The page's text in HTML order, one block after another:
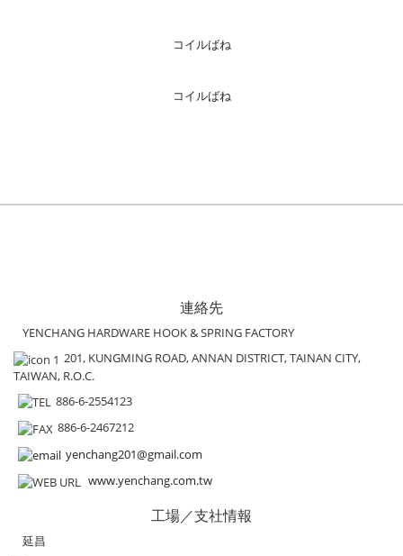
コイルばね
コイルばね
連絡先
YENCHANG HARDWARE HOOK & SPRING FACTORY
201, KUNGMING ROAD, ANNAN DISTRICT, TAINAN CITY,
TAIWAN, R.O.C.
886-6-2554123
886-6-2467212
yenchang201@gmail.com
www.yenchang.com.tw
工場／支社情報
延昌